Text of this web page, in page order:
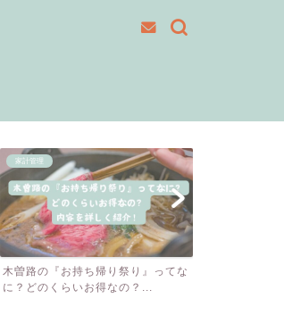
家計管理
木曽路の『お持ち帰り祭り』ってな
に？どのくらいお得なの？...